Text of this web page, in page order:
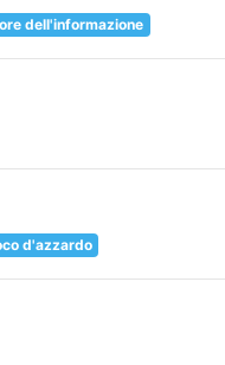
dell'informazione
d'azzardo